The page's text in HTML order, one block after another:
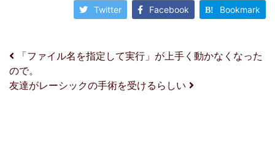
Twitter Facebook Bookmark
投稿ナビゲーション
「ファイル名を指定して実行」が上手く動かなくなった
ので。
友達がレーシックの手術を受けるらしい